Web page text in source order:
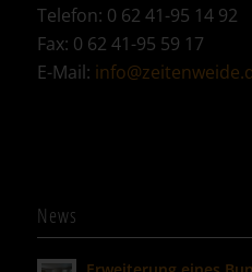
Telefon: 0 62 41-95 14 92
Fax: 0 62 41-95 59 17
E-Mail:
News